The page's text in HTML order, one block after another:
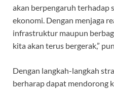
akan berpengaruh terhadap
ekonomi. Dengan menjaga
infrastruktur maupun
kita akan terus bergerak,”
Dengan langkah-langkah
berharap dapat mendorong